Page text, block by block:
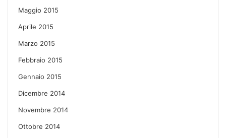
Maggio 2015
Aprile 2015
Marzo 2015
Febbraio 2015
Gennaio 2015
Dicembre 2014
Novembre 2014
Ottobre 2014